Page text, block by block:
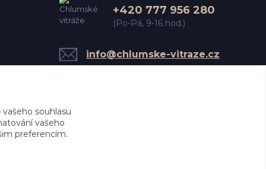
+420 777 956 280
(Po-Pá, 9-16 hod.)
info@chlumske-vitraze.cz
souhlasu
vašeho
preferencím.